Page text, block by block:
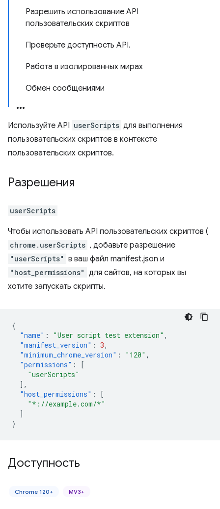
Разрешить использование API
пользовательских скриптов
Проверьте доступность API.
Работа в изолированных мирах
Обмен сообщениями
Используйте API userScripts для выполнения
пользовательских скриптов в контексте
пользовательских скриптов.
Разрешения
userScripts
Чтобы использовать API пользовательских скриптов (
chrome.userScripts , добавьте разрешение
"userScripts" в ваш файл manifest.json и
"host_permissions" для сайтов, на которых вы
хотите запускать скрипты.
{
"name" : "User script test extension" ,
"manifest_version" : 3,
"minimum_chrome_version" : "120" ,
"permissions" :
[
"userScripts"
],
"host_permissions" :
[
"*://example.com/*"
]
}
Доступность
Chrome 120+ MV3+